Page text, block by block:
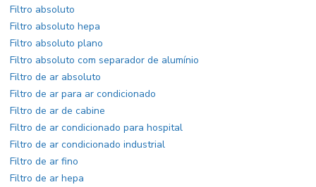
Filtro absoluto
Filtro absoluto hepa
Filtro absoluto plano
Filtro absoluto com separador de alumínio
Filtro de ar absoluto
Filtro de ar para ar condicionado
Filtro de ar de cabine
Filtro de ar condicionado para hospital
Filtro de ar condicionado industrial
Filtro de ar fino
Filtro de ar hepa